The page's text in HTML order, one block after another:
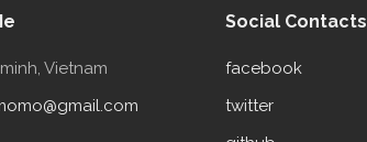
Vietnam
Social Contacts
facebook
twitter